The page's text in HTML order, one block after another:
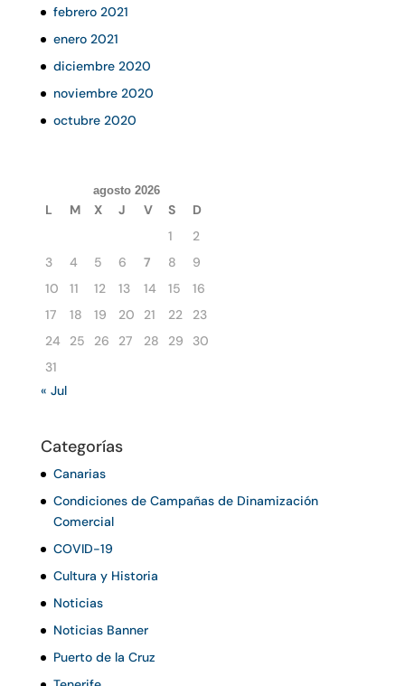
febrero 2021
enero 2021
diciembre 2020
noviembre 2020
octubre 2020
agosto 2026
L M X J V S
D
1
2
3
4 5 6 7 8
9
10
11 12 13 14 15
16
17
18 19 20 21 22
23
24
25 26 27 28 29
30
31
« Jul
Categorías
Canarias
Condiciones de Campañas de Dinamización
Comercial
COVID-19
Cultura y Historia
Noticias
Noticias Banner
Puerto de la Cruz